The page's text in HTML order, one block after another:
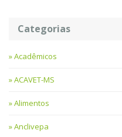
Categorias
Acadêmicos
ACAVET-MS
Alimentos
Anclivepa